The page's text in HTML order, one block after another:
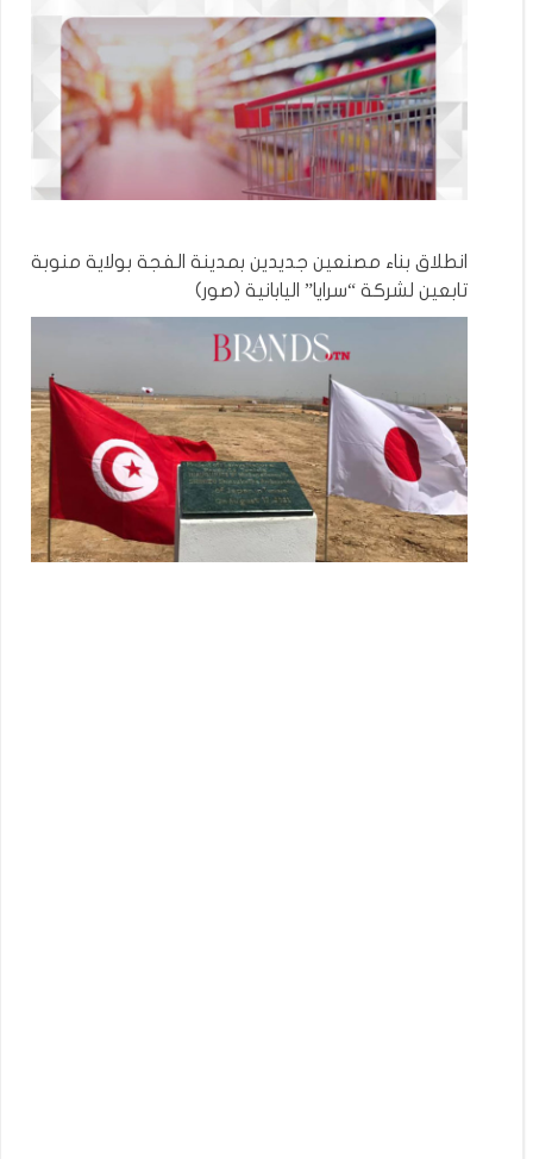
انطلاق بناء مصنعين جديدين بمدينة الفجة بولاية منوبة
تابعين لشركة “سرايا” اليابانية (صور)